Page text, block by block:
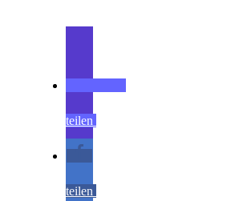
teilen
teilen